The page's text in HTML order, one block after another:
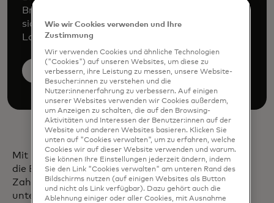
Brancheneinblicken von Mastercard. Melden Sie
sich an, um vierteljährliche Updates zu Analysen,
Loyalität oder Marketing zu erhalten.
Abonnieren
Mit Blick auf die Zukunft beabsichtigt Mastercard,
die Einführung von kontaktlosen Open-Loop-
Zahlungssystemen wie OVpay weiterhin zu
unterstützen, um die Reichweite und Wirkung zu
Wie wir Cookies verwenden und Ihre
Zustimmung
Wir verwenden Cookies und ähnliche Technologien
("Cookies") auf unseren Websites, um diese zu
verbessern, ihre Leistung zu messen, unsere Website-
Besucher:innen zu verstehen und die
Nutzer:innenerfahrung zu verbessern. Auf einigen
unserer Websites verwenden wir Cookies außerdem,
um Anzeigen zu schalten, die auf den Browsing-
Aktivitäten und Interessen der Benutzer:innen auf der
Website und anderen Websites basieren. Klicken Sie
unten auf "Cookies verwalten", um zu erfahren, welche
Cookies wir auf dieser Website verwenden und warum.
Sie können Ihre Einstellungen jederzeit ändern, indem
Sie den Link "Cookies verwalten" am unteren Rand des
Bildschirms nutzen (auf einigen Websites als Button
und nicht als Link verfügbar). Dazu gehört auch die
Ablehnung einiger oder aller Cookies, mit Ausnahme